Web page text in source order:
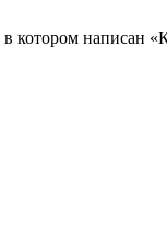
написан